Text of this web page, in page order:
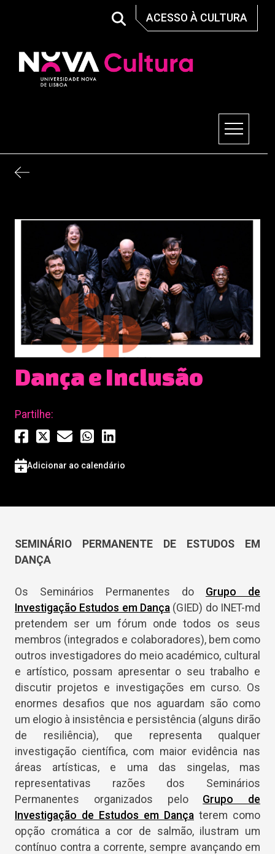
ACESSO À CULTURA
Dança e Inclusão
Partilhe:
Adicionar ao calendário
SEMINÁRIO PERMANENTE DE ESTUDOS EM
DANÇA
Os Seminários Permanentes do Grupo de
Investigação Estudos em Dança (GIED) do INET-md
pretendem ser um fórum onde todos os seus
membros (integrados e colaboradores), bem como
outros investigadores do meio académico, cultural
e artístico, possam apresentar o seu trabalho e
discutir projetos e investigações em curso. Os
enormes desafios que nos aguardam são como
um elogio à insistência e persistência (alguns dirão
de resiliência), que representa qualquer
investigação científica, com maior evidência nas
áreas artísticas, e uma das singelas, mas
representativas razões dos Seminários
Permanentes organizados pelo Grupo de
Investigação de Estudos em Dança terem como
opção cromática a cor de salmão, ilustram um
contínuo contra a corrente, sempre avançando em